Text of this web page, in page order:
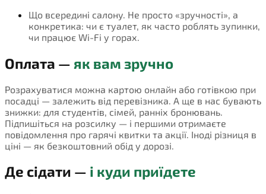
Що всередині салону. Не просто «зручності», а
конкретика: чи є туалет, як часто роблять зупинки,
чи працює Wi-Fi у горах.
Оплата — як вам зручно
Розрахуватися можна картою онлайн або готівкою при
посадці — залежить від перевізника. А ще в нас бувають
знижки: для студентів, сімей, ранніх бронювань.
Підпишіться на розсилку — і першими отримаєте
повідомлення про гарячі квитки та акції. Іноді різниця в
ціні — як безкоштовний обід у дорозі.
Де сідати — і куди приїдете